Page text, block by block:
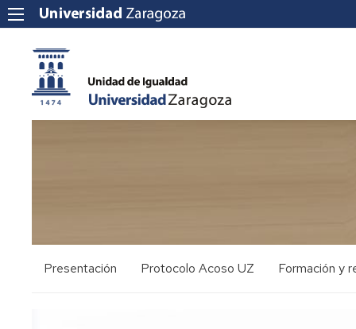
Presentación Protocolo Acoso UZ Formación y